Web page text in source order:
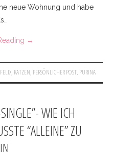
neue Wohnung und habe
→
FELIX, KATZEN, PERSÖNLICHER POST, PURINA
WIE ICH
“ALLEINE” ZU